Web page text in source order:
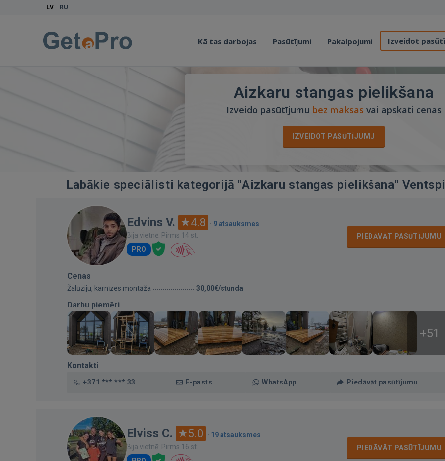
LV RU
Kā tas darbojas Pasūtījumi Pakalpojumi Izveidot
Aizkaru stangas pielikšana
Izveido pasūtījumu bez maksas vai apskati cenas
IZVEIDOT PASŪTĪJUMU
Labākie speciālisti kategorijā "Aizkaru stangas pielikšana"
Edvins V. 4.8 · 9 atsauksmes
Bija vietnē: Pirms 14 st.
PRO
PIEDĀVĀT PASŪTĪJUMU
Cenas
Žalūziju, karnīzes montāža 30,00€/stunda
Darbu piemēri
+51
Kontakti
+371 *** *** 33 E-pasts WhatsApp Piedāvāt pasūtījumu
Elviss C. 5.0 · 19 atsauksmes
Bija vietnē: Pirms 16 st.
PIEDĀVĀT PASŪTĪJUMU